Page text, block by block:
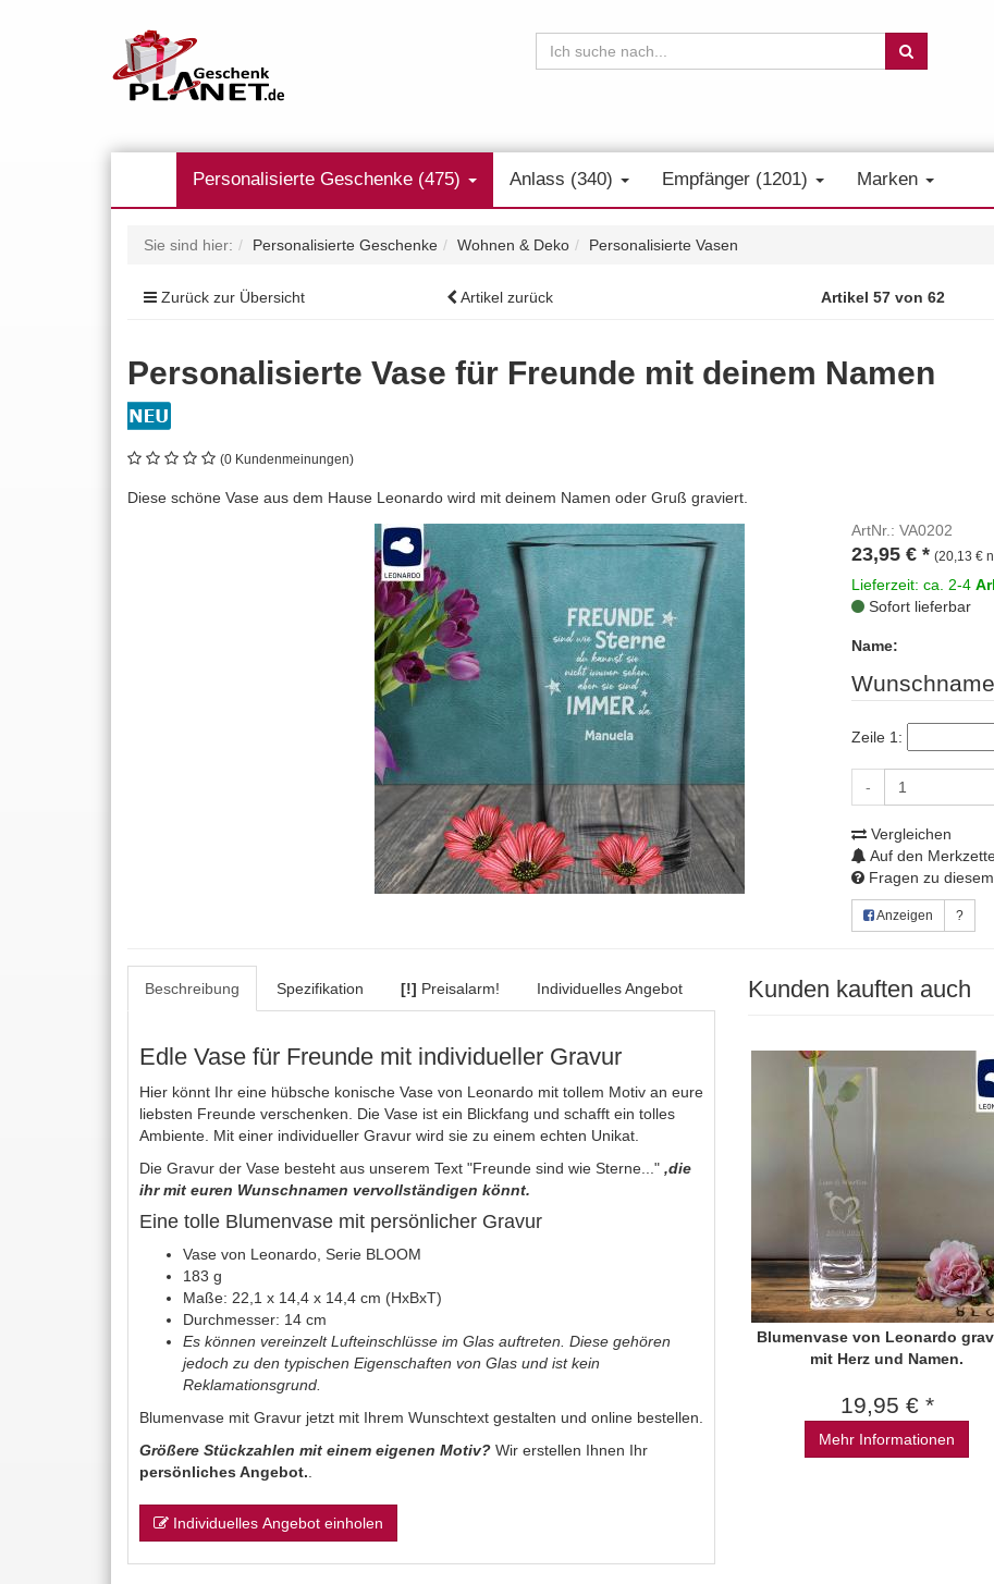
Personalisierte Geschenke (475) Anlass (340) Empfänger (1201) Marken
Sie sind hier: Personalisierte Geschenke Wohnen & Deko Personalisierte Vasen
Zurück zur Übersicht Artikel zurück Artikel 57 von 62
Personalisierte Vase für Freunde mit deinem Namen
(0 Kundenmeinungen)
Diese schöne Vase aus dem Hause Leonardo wird mit deinem Namen oder Gruß graviert.
ArtNr.: VA0202
23,95 € * (20,13 €
Lieferzeit: ca. 2-4
Sofort lieferbar
Name:
Zeile 1:
-
Vergleichen
Auf den
Fragen zu
Anzeigen ?
Beschreibung Spezifikation [!] Preisalarm! Individuelles Angebot
Edle Vase für Freunde mit individueller Gravur
Hier könnt Ihr eine hübsche konische Vase von Leonardo mit tollem Motiv an eure
liebsten Freunde verschenken. Die Vase ist ein Blickfang und schafft ein tolles
Ambiente. Mit einer individueller Gravur wird sie zu einem echten Unikat.
Die Gravur der Vase besteht aus unserem Text "Freunde sind wie Sterne..." ,die
ihr mit euren Wunschnamen vervollständigen könnt.
Eine tolle Blumenvase mit persönlicher Gravur
Vase von Leonardo, Serie BLOOM
183 g
Maße: 22,1 x 14,4 x 14,4 cm (HxBxT)
Durchmesser: 14 cm
Es können vereinzelt Lufteinschlüsse im Glas auftreten. Diese gehören
jedoch zu den typischen Eigenschaften von Glas und ist kein
Reklamationsgrund.
Blumenvase mit Gravur jetzt mit Ihrem Wunschtext gestalten und online bestellen.
Größere Stückzahlen mit einem eigenen Motiv? Wir erstellen Ihnen Ihr
persönliches Angebot.
Individuelles Angebot einholen
Kunden kauften auch
Blumenvase von Leonardo
mit Herz und Namen.
19,95 € *
Mehr Informationen